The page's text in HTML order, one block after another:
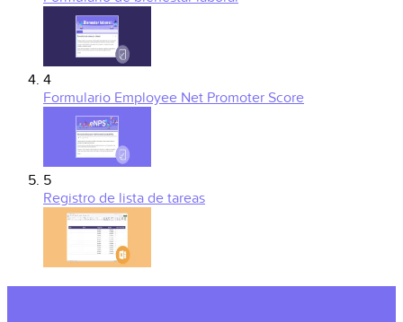
4
Formulario Employee Net Promoter Score
5
Registro de lista de tareas